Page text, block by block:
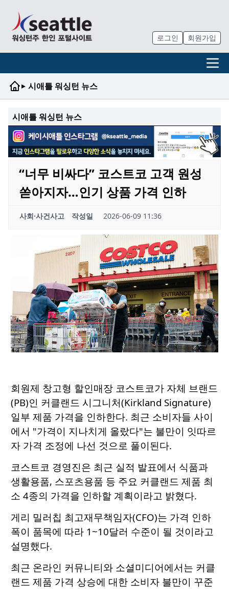
로그인 회원가입
▸ 시애틀 워싱턴 뉴스
시애틀 워싱턴 뉴스
“너무 비싸다” 코스트코 고객 원성
쏟아지자…인기 상품 가격 인하
사회·사건사고 작성일 2026-06-09 11:36
회원제 창고형 할인매장 코스트코가 자체 브랜드
(PB)인 커클랜드 시그니처(Kirkland Signature)
일부 제품 가격을 인하한다. 최근 소비자들 사이
에서 "가격이 지나치게 올랐다"는 불만이 잇따르
자 가격 조정에 나선 것으로 풀이된다.
코스트코 경영진은 최근 실적 발표에서 식품과
생활용품, 스포츠용품 등 주요 커클랜드 제품 최
소 4종의 가격을 인하할 계획이라고 밝혔다.
게리 밀러칩 최고재무책임자(CFO)는 가격 인하
폭이 품목에 따라 1~10달러 수준이 될 것이라고
설명했다.
최근 온라인 커뮤니티와 소셜미디어에서는 커클
랜드 제품 가격 상승에 대한 소비자 불만이 꾸준